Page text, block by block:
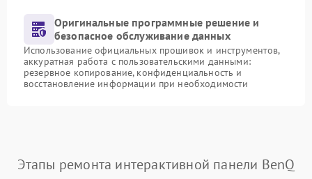
Оригинальные программные решение и
безопасное обслуживание данных
Использование официальных прошивок и инструментов,
аккуратная работа с пользовательскими данными:
резервное копирование, конфиденциальность и
восстановление информации при необходимости
Этапы ремонта интерактивной панели BenQ